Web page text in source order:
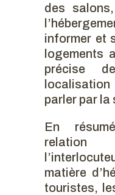
des
informer et
logements
précise
parler par la
En
relation
matière
touristes,